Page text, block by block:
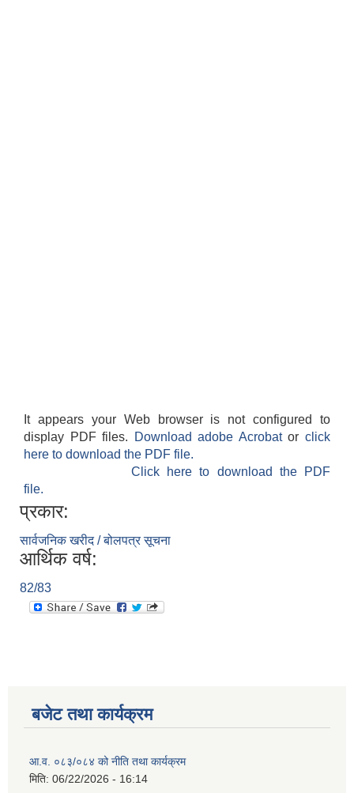
It appears your Web browser is not configured to
display PDF files.
Download adobe Acrobatorclick
here to download the PDF file.
Click here to download the PDF
file.
प्रकार:
सार्वजनिक खरीद / बोलपत्र सूचना
आर्थिक वर्ष:
82/83
बजेट तथा कार्यक्रम
आ.व. ०८३/०८४ को नीति तथा कार्यक्रम
मिति: 06/22/2026 - 16:14